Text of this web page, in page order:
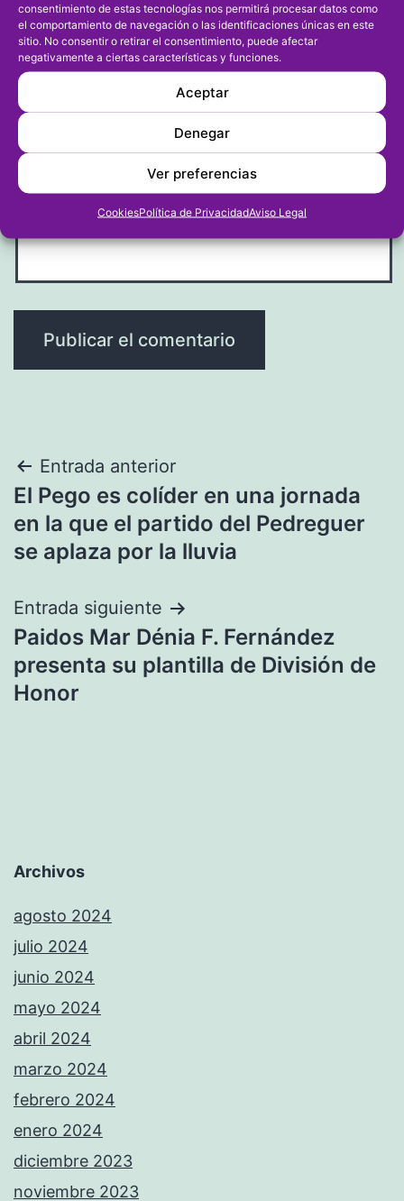
consentimiento de estas tecnologías nos permitirá procesar datos como
el comportamiento de navegación o las identificaciones únicas en este
sitio. No consentir o retirar el consentimiento, puede afectar
negativamente a ciertas características y funciones.
Aceptar
Denegar
Ver preferencias
CookiesPolítica de PrivacidadAviso Legal
Correo electrónico
Navegación
de
entradas
Entrada anterior
El Pego es colíder en una jornada
en la que el partido del Pedreguer
se aplaza por la lluvia
Entrada siguiente
Paidos Mar Dénia F. Fernández
presenta su plantilla de División de
Honor
Archivos
agosto 2024
julio 2024
junio 2024
mayo 2024
abril 2024
marzo 2024
febrero 2024
enero 2024
diciembre 2023
noviembre 2023